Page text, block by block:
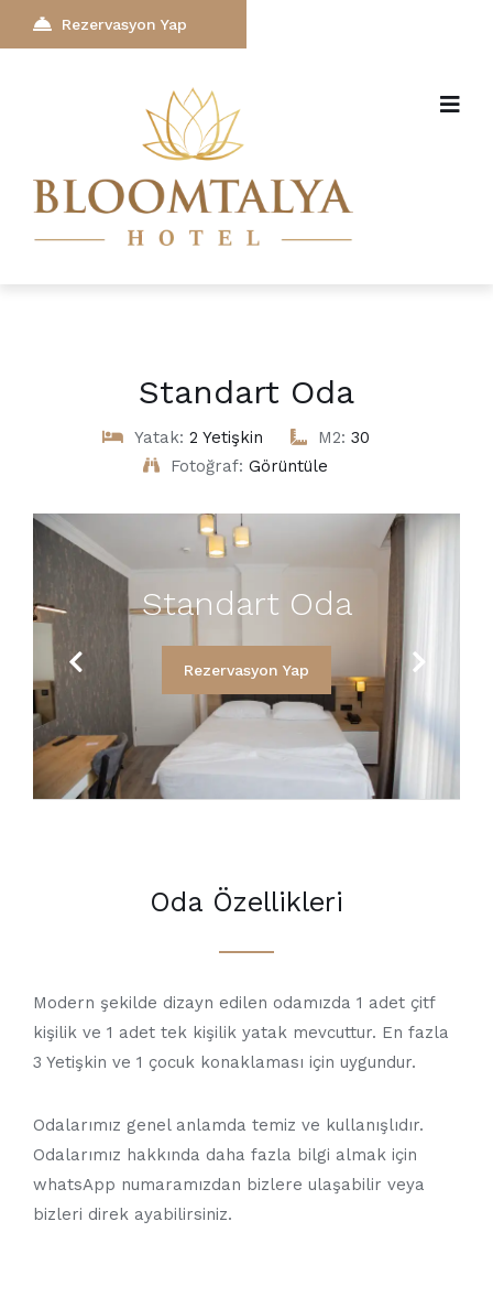
Rezervasyon Yap
Standart Oda
Yatak: 2 Yetişkin M2: 30
Fotoğraf: Görüntüle
Standart Oda
Rezervasyon Yap
Previous Next
Oda Özellikleri
Modern şekilde dizayn edilen odamızda 1 adet çitf
kişilik ve 1 adet tek kişilik yatak mevcuttur. En fazla
3 Yetişkin ve 1 çocuk konaklaması için uygundur.
Odalarımız genel anlamda temiz ve kullanışlıdır.
Odalarımız hakkında daha fazla bilgi almak için
whatsApp numaramızdan bizlere ulaşabilir veya
bizleri direk ayabilirsiniz.